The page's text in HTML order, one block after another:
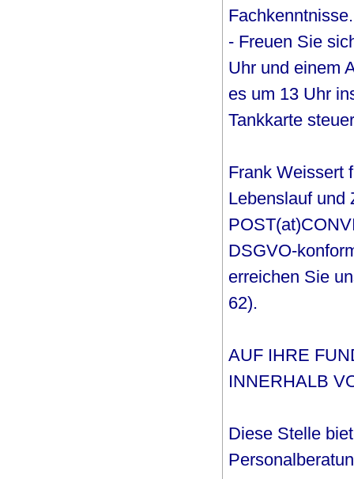
Fachkenntnisse.
- Freuen Sie
Uhr und einem
es um 13 Uhr
Tankkarte
Frank Weissert
Lebenslauf und
DSGVO-
erreichen Sie
62).
AUF IHRE
INNERHALB
Diese Stelle